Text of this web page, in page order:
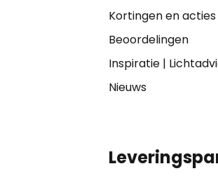
Kortingen en acties
Beoordelingen
Inspiratie|
Nieuws